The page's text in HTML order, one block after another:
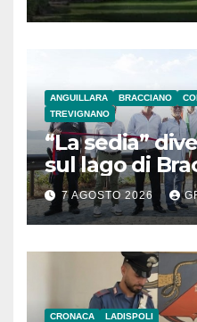
ANGUILLARA BRACCIANO
TREVIGNANO
“La sedia”
sul lago di
7 AGOSTO 2026
CRONACA LADISPOLI